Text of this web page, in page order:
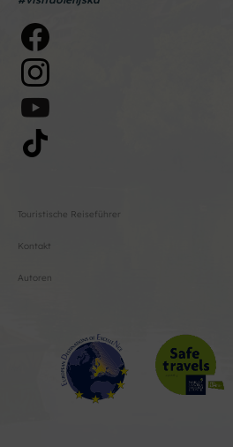
Touristische Reiseführer
Kontakt
Autoren